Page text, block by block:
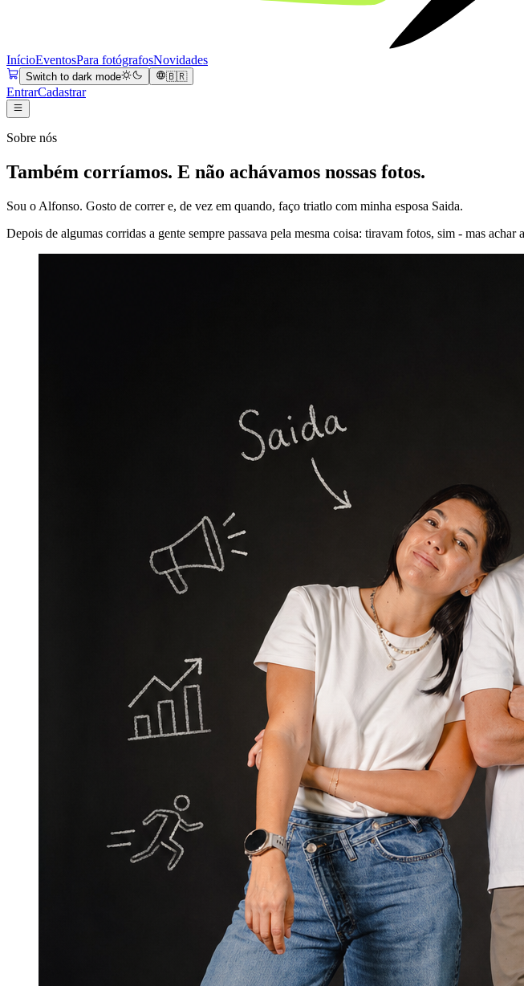
InícioEventosPara fotógrafosNovidades
Switch to dark mode 🇧🇷
EntrarCadastrar
Sobre nós
Também corríamos. E não achávamos nossas fotos.
Sou o Alfonso. Gosto de correr e, de vez em quando, faço triatlo com minha esposa Saida.
Depois de algumas corridas a gente sempre passava pela mesma coisa: tiravam fotos, sim - mas